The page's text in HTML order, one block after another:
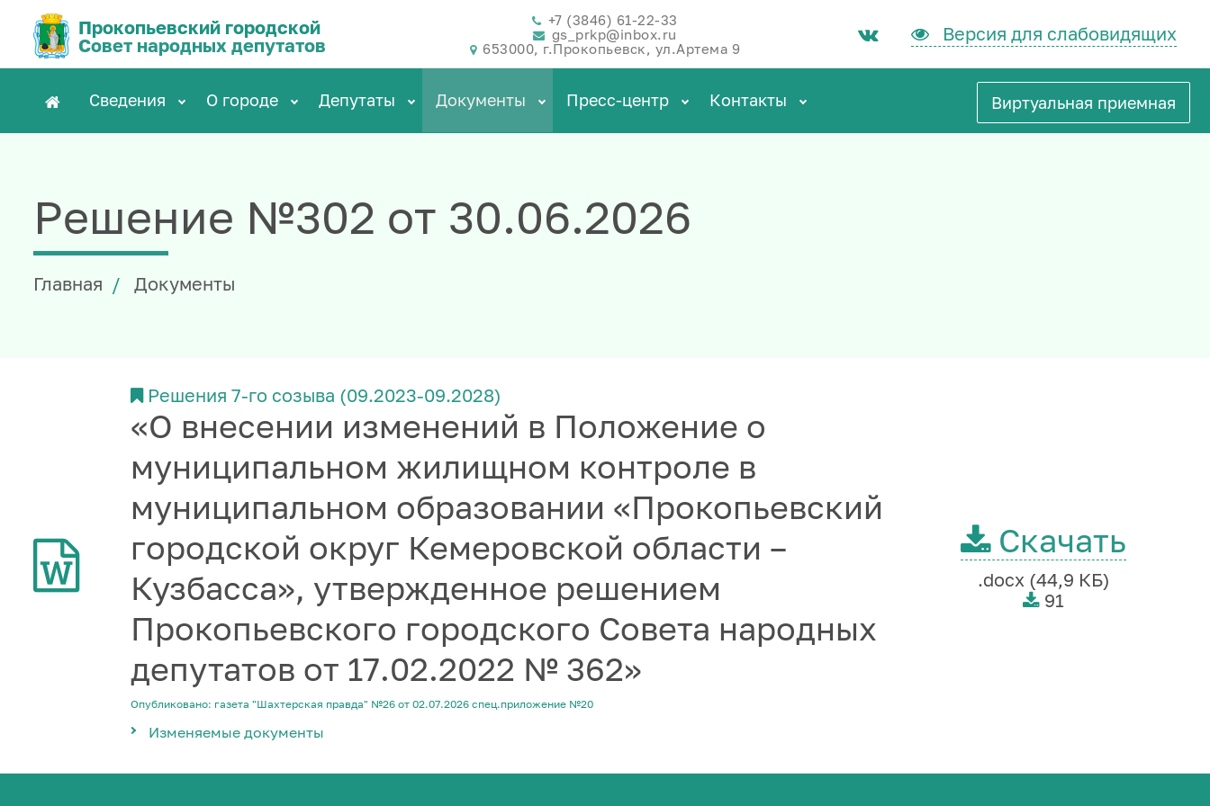
Прокопьевский городской
Совет народных депутатов
+7 (3846) 61-22-33
gs_prkp@inbox.ru
653000, г.Прокопьевск, ул.Артема 9
Версия для слабовидящих
Виртуальная приемная
Сведения О городе Депутаты Документы Пресс-центр Контакты
Решение №302 от 30.06.2026
Главная Документы
Решения 7-го созыва (09.2023-09.2028)
«О внесении изменений в Положение о
муниципальном жилищном контроле в
муниципальном образовании «Прокопьевский
городской округ Кемеровской области –
Кузбасса», утвержденное решением
Прокопьевского городского Совета народных
депутатов от 17.02.2022 № 362»
Опубликовано: газета "Шахтерская правда" №26 от 02.07.2026 спец.приложение №20
Изменяемые документы
Скачать
.docx (44,9 КБ)
91